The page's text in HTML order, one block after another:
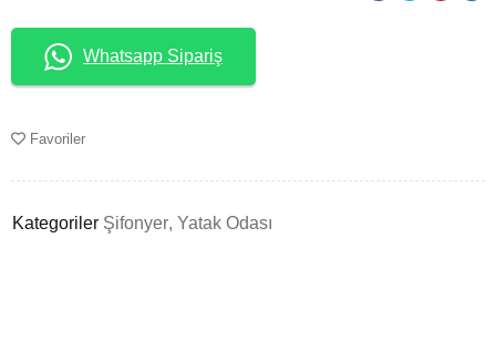
Whatsapp Sipariş
Favoriler
Kategoriler Şifonyer, Yatak Odası